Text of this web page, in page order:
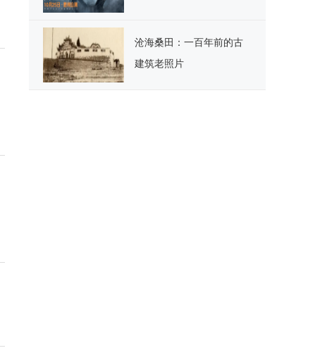
沧海桑田：一百年前的古
建筑老照片